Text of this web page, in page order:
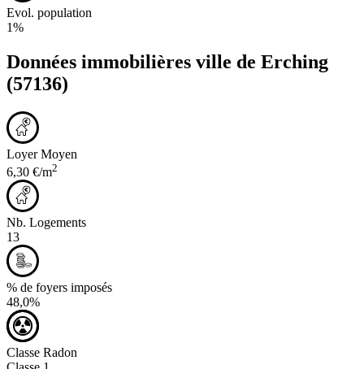
Evol. population
1%
Données immobilières ville de Erching
(57136)
Loyer Moyen
6,30 €/m2
Nb. Logements
13
% de foyers imposés
48,0%
Classe Radon